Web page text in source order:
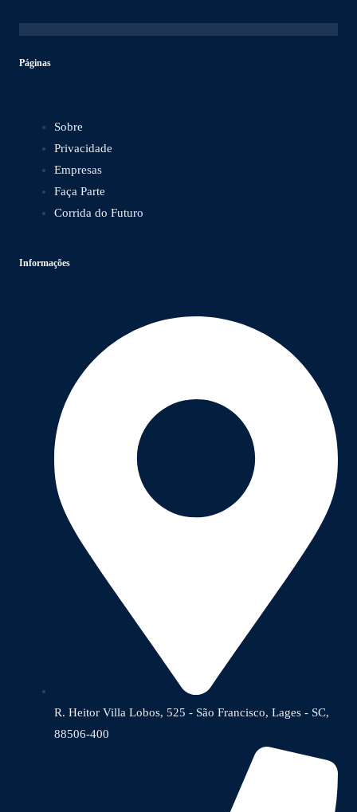
Páginas
Sobre
Privacidade
Empresas
Faça Parte
Corrida do Futuro
Informações
R. Heitor Villa Lobos, 525 - São Francisco, Lages - SC,
88506-400